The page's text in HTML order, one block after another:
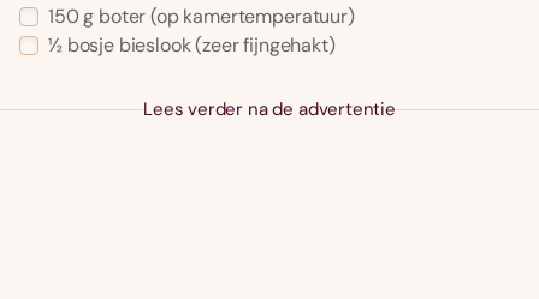
150 g boter (op kamertemperatuur)
½ bosje bieslook (zeer fijngehakt)
Lees verder na de advertentie